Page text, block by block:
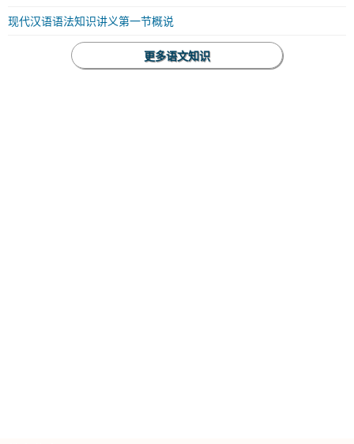
现代汉语语法知识讲义第一节概说
更多语文知识